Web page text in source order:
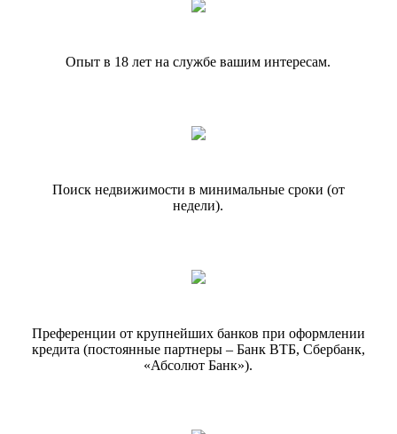
Опыт в 18 лет на службе вашим интересам.
Поиск недвижимости в минимальные сроки (от
недели).
Преференции от крупнейших банков при оформлении
кредита (постоянные партнеры – Банк ВТБ, Сбербанк,
«Абсолют Банк»).